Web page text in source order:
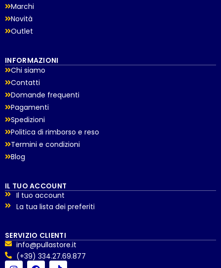
Marchi
Novità
Outlet
INFORMAZIONI
Chi siamo
Contatti
Domande frequenti
Pagamenti
Spedizioni
Politica di rimborso e reso
Termini e condizioni
Blog
IL TUO ACCOUNT
Il tuo account
La tua lista dei preferiti
SERVIZIO CLIENTI
info@pullastore.it
(+39) 334.27.69.877